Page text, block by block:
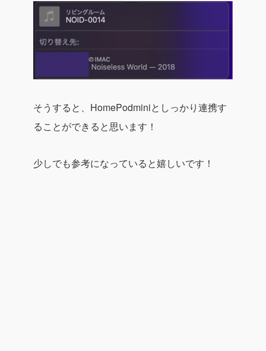
そうすると、HomePodminiとしっかり連携す
ることができると思います！
少しでも参考になっていると嬉しいです！